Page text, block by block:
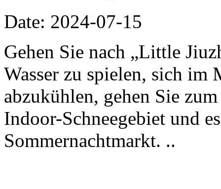
Date: 2024-07-15
Gehen Sie nach „Little
Wasser zu spielen, sich im
abzukühlen, gehen Sie
Indoor-Schneegebiet und
Sommernachtmarkt. ..